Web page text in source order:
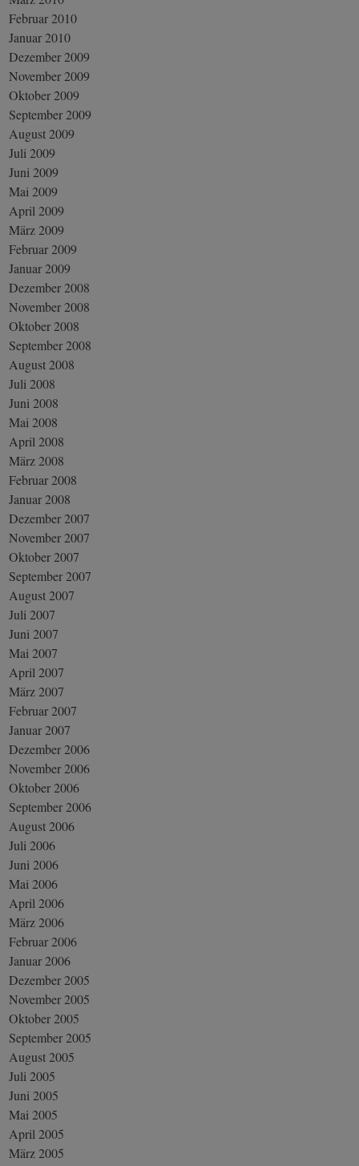
Februar 2010
Januar 2010
Dezember 2009
November 2009
Oktober 2009
September 2009
August 2009
Juli 2009
Juni 2009
Mai 2009
April 2009
März 2009
Februar 2009
Januar 2009
Dezember 2008
November 2008
Oktober 2008
September 2008
August 2008
Juli 2008
Juni 2008
Mai 2008
April 2008
März 2008
Februar 2008
Januar 2008
Dezember 2007
November 2007
Oktober 2007
September 2007
August 2007
Juli 2007
Juni 2007
Mai 2007
April 2007
März 2007
Februar 2007
Januar 2007
Dezember 2006
November 2006
Oktober 2006
September 2006
August 2006
Juli 2006
Juni 2006
Mai 2006
April 2006
März 2006
Februar 2006
Januar 2006
Dezember 2005
November 2005
Oktober 2005
September 2005
August 2005
Juli 2005
Juni 2005
Mai 2005
April 2005
März 2005